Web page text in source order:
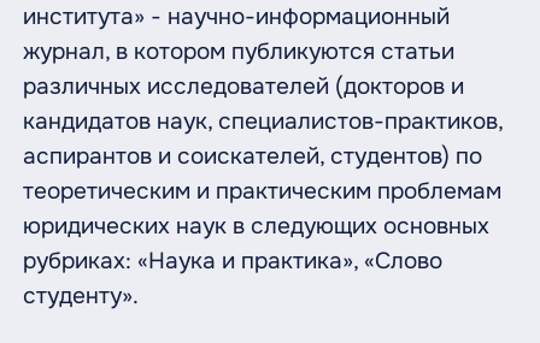
института» - научно-информационный
журнал, в котором публикуются статьи
различных исследователей (докторов и
кандидатов наук, специалистов-практиков,
аспирантов и соискателей, студентов) по
теоретическим и практическим проблемам
юридических наук в следующих основных
рубриках: «Наука и практика», «Слово
студенту».